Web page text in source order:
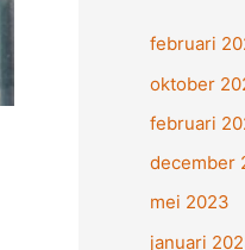
februari
oktober
februari
december
mei 2023
januari